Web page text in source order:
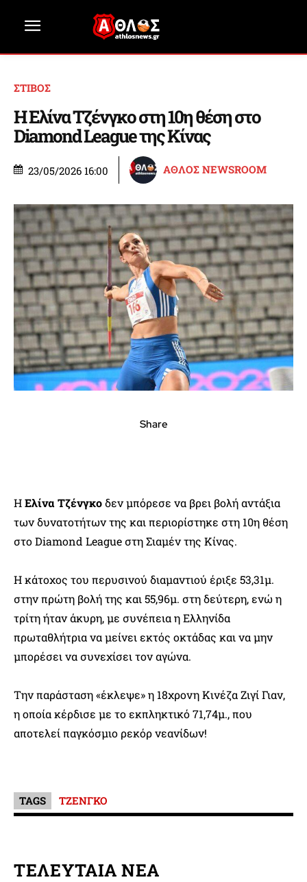
ΣΤΙΒΟΣ
Η Ελίνα Τζένγκο στη 10η θέση στο
Diamond League της Κίνας
23/05/2026 16:00 ΑΘΛΟΣ NEWSROOM
Share
HΕλίνα Τζένγκοδεν μπόρεσε να βρει βολή αντάξια
των δυνατοτήτων της και περιορίστηκε στη 10η θέση
στο Diamond League στη Σιαμέν της Κίνας.
Η κάτοχος του περυσινού διαμαντιού έριξε 53,31μ.
στην πρώτη βολή της και 55,96μ. στη δεύτερη, ενώ η
τρίτη ήταν άκυρη, με συνέπεια η Ελληνίδα
πρωταθλήτρια να μείνει εκτός οκτάδας και να μην
μπορέσει να συνεχίσει τον αγώνα.
Την παράσταση «έκλεψε» η 18χρονη Κινέζα Ζιγί Γιαν,
η οποία κέρδισε με το εκπληκτικό 71,74μ., που
αποτελεί παγκόσμιο ρεκόρ νεανίδων!
TAGS ΤΖΕΝΓΚΟ
ΤΕΛΕΥΤΑΙΑ ΝΕΑ